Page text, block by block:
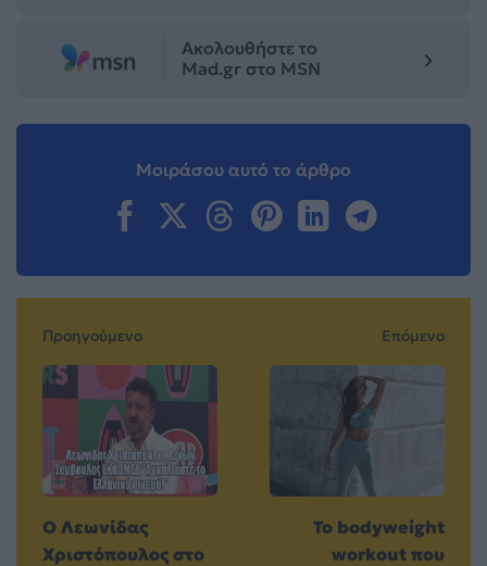
Ακολουθήστε το
Mad.gr στο MSN
Μοιράσου αυτό το άρθρο
Προηγούμενο
O Λεωνίδας
Χριστόπουλος στο
Επόμενο
Το bodyweight
workout που